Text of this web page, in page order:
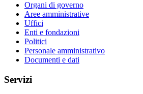
Organi di governo
Aree amministrative
Uffici
Enti e fondazioni
Politici
Personale amministrativo
Documenti e dati
Servizi